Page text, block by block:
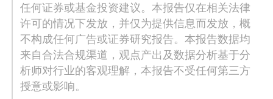
任何证券或基金投资建议。本报告仅在相关法律
许可的情况下发放，并仅为提供信息而发放，概
不构成任何广告或证券研究报告。本报告数据均
来自合法合规渠道，观点产出及数据分析基于分
析师对行业的客观理解，本报告不受任何第三方
授意或影响。